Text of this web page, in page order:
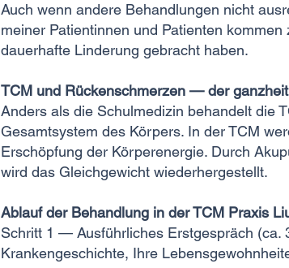
Auch wenn andere Behandlungen nicht
meiner Patientinnen und Patienten
dauerhafte Linderung gebracht haben.
TCM und Rückenschmerzen — der
Anders als die Schulmedizin behandelt die
Gesamtsystem des Körpers. In der TCM
Erschöpfung der Körperenergie. Durch
wird das Gleichgewicht wiederhergestellt.
Ablauf der Behandlung in der TCM Praxis
Schritt 1 — Ausführliches Erstgespräch (ca.
Krankengeschichte, Ihre